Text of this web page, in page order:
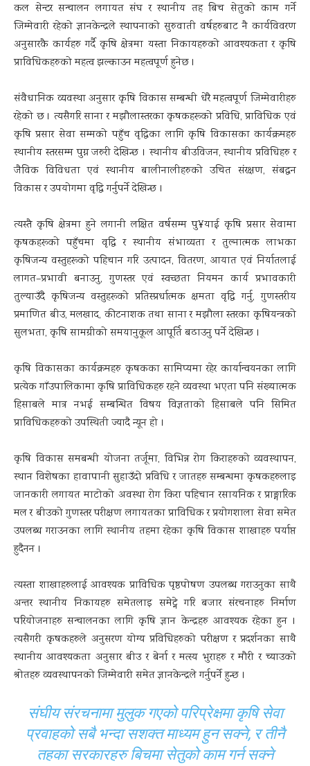
कल सेन्टर सन्चालन लगायत संघ र स्थानीय तह बिच सेतुको काम गर्ने
जिम्मेवारी रहेको ज्ञानकेन्द्रले स्थापनाको सुरुवाती वर्षहरुबाट नै कार्यविवरण
अनुसारकै कार्यहरु गर्दै कृषि क्षेत्रमा यस्ता निकायहरुको आवश्यकता र कृषि
प्राविधिकहरुको महत्व झल्काउन महत्वपूर्ण हुनेछ ।
संवैधानिक व्यवस्था अनुसार कृषि विकास सम्बन्धी धेरै महत्वपूर्ण जिम्मेवारीहरु
रहेको छ । त्यसैगरि साना र मझौलास्तरका कृषकहरूको प्रविधि, प्राविधिक एवं
कृषि प्रसार सेवा सम्मको पहुँच वृद्धिका लागि कृषि विकासका कार्यक्रमहरु
स्थानीय स्तरसम्म पुग्न जरुरी देखिन्छ । स्थानीय बीउविजन, स्थानीय प्रविधिहरु र
जैविक विविधता एवं स्थानीय बालीनालीहरुको उचित संरक्षण, संबद्धन
विकास र उपयोगमा वृद्धि गर्नुपर्ने देखिन्छ ।
त्यस्तै कृषि क्षेत्रमा हुने लगानी लक्षित वर्षसम्म पु¥याई कृषि प्रसार सेवामा
कृषकहरूको पहुँचमा वृद्धि र स्थानीय संभाव्यता र तुल्नात्मक लाभका
कृषिजन्य वस्तुहरूको पहिचान गरि उत्पादन, वितरण, आयात एवं निर्यातलाई
लागत–प्रभावी बनाउनु, गुणस्तर एवं स्वच्छता नियमन कार्य प्रभावकारी
तुल्याउँदै कृषिजन्य वस्तुहरूको प्रतिस्प्रर्धात्मक क्षमता वृद्धि गर्नु, गुणस्तरीय
प्रमाणित बीउ, मलखाद, कीटनाशक तथा साना र मझौला स्तरका कृषियन्त्रको
सुलभता, कृषि सामग्रीको समयानुकूल आपूर्ति बढाउनु पर्ने देखिन्छ ।
कृषि विकासका कार्यक्रमहरु कृषकका सामिप्यमा रहेर कार्यान्वयनका लागि
प्रत्येक गाँउपालिकामा कृषि प्राविधिकहरु रहने व्यवस्था भएता पनि संख्यात्मक
हिसाबले मात्र नभई सम्बन्धित विषय विज्ञताको हिसाबले पनि सिमित
प्राविधिकहरुको उपस्थिती ज्यादै न्यून हो ।
कृषि विकास समबन्धी योजना तर्जूमा, विभिन्न रोग किराहरुको व्यवस्थापन,
स्थान विशेषका हावापानी सुहाउँदो प्रविधि र जातहरु सम्बन्धमा कृषकहरुलाइ
जानकारी लगायत माटोको अवस्था रोग किरा पहिचान रसायनिक र प्राङ्गारिक
मल र बीउको गुणस्तर परीक्षण लगायतका प्राविधिक र प्रयोगशाला सेवा समेत
उपलब्ध गराउनका लागि स्थानीय तहमा रहेका कृषि विकास शाखाहरु पर्याप्त
हुदैनन ।
त्यस्ता शाखाहरुलाई आवश्यक प्राविधिक पृष्ठपोषण उपलब्ध गराउनुका साथै
अन्तर स्थानीय निकायहरु समेतलाइ समेट्ने गरि बजार संरचनाहरु निर्माण
परियोजनाहरु सन्चालनका लागि कृषि ज्ञान केन्द्रहरु आवश्यक रहेका हुन ।
त्यसैगरी कृषकहरुले अनुसरण योग्य प्रविधिहरुको परीक्षण र प्रदर्शनका साथै
स्थानीय आवश्यकता अनुसार बीउ र बेर्ना र मत्स्य भुराहरु र मौरी र च्याउको
श्रोतहरु व्यवस्थापनको जिम्मेवारी समेत ज्ञानकेन्द्रले गर्नुपर्ने हुन्छ ।
संघीय संरचनामा मुलुक गएको परिप्रेक्षमा कृषि सेवा
प्रवाहको सबै भन्दा सशक्त माध्यम हुन सक्ने, र तीनै
तहका सरकारहरु बिचमा सेतुको काम गर्न सक्ने